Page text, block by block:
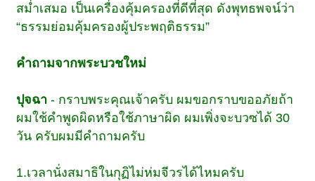
สม่ำเสมอ เป็นเครื่องคุ้มครองที่ดีที่สุด ดังพุทธพจน์ว่า
“ธรรมย่อมคุ้มครองผู้ประพฤติธรรม”
คำถามจากพระบวชใหม่
ปุจฉา - กราบพระคุณเจ้าครับ ผมขอกราบขออภัยถ้า
ผมใช้คำพูดผิดหรือใช้ภาษาผิด ผมเพิ่งจะบวซได้ 30
วัน ครับผมมีคำถามครับ
1.เวลานั่งสมาธิในกุฏิไม่ห่มจีวรได้ไหมครับ